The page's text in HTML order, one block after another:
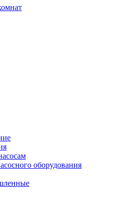
оборудования